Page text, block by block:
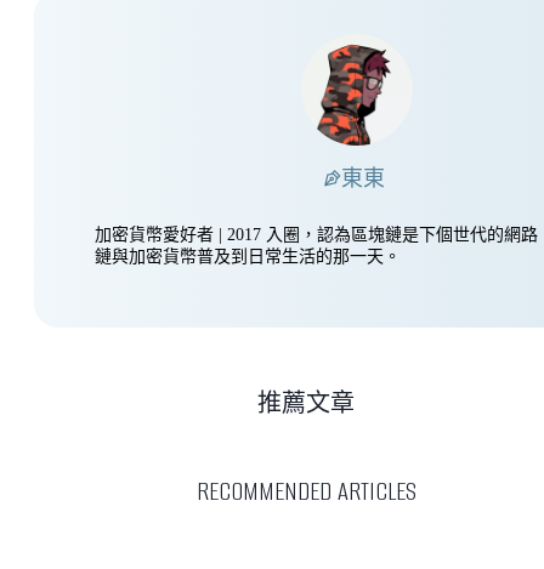
東東
加密貨幣愛好者 | 2017 入圈，認為區塊鏈是下個世代的網路
鏈與加密貨幣普及到日常生活的那一天。
RECOMMENDED ARTICLES
推薦文章